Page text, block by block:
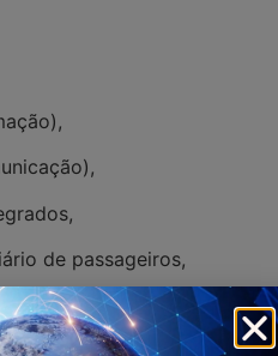
de passageiros,
cargas.